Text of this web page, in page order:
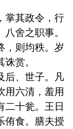
掌其政令，行
舍之职事。
，则均秩。岁
赏。
后、世子。凡
用六清，羞用
二十瓮。王日
侑食。膳夫授